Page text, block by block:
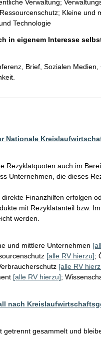
Verwaltung;
Kleine und
Technologie
in eigenem Interesse
Brief, Sozialen
Nationale
Rezyklatquoten auch im
Unternehmen, die dieses
Finanzhilfen erfolgen
mit Rezyklatanteil bzw.
werden.
und mittlere Unternehmen
[alle RV hierzu];
[alle RV
[alle RV hierzu];
nach
getrennt gesammelt und